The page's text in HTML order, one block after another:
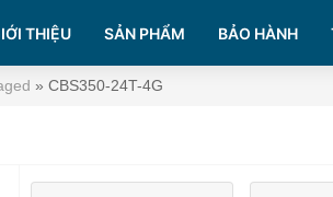
THIỆU SẢN PHẨM BẢO HÀNH
» CBS350-24T-4G